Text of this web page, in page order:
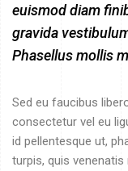
euismod diam
gravida
Phasellus mollis
Sed eu faucibus
consectetur vel eu
id pellentesque ut,
turpis, quis